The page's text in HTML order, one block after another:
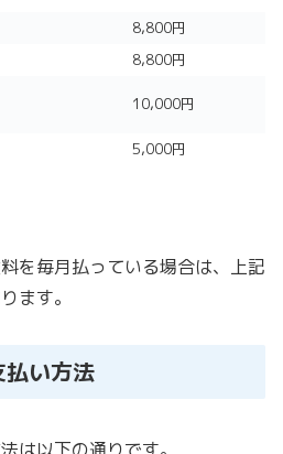
8,800円
8,800円
10,000円
5,000円
を毎月払っている場合は、上記
ます。
払い方法